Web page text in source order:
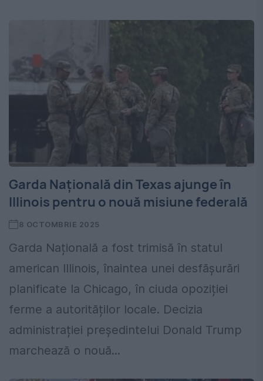
Garda Națională din Texas ajunge în
Illinois pentru o nouă misiune federală
8 OCTOMBRIE 2025
Garda Națională a fost trimisă în statul
american Illinois, înaintea unei desfășurări
planificate la Chicago, în ciuda opoziției
ferme a autorităților locale. Decizia
administrației președintelui Donald Trump
marchează o nouă...